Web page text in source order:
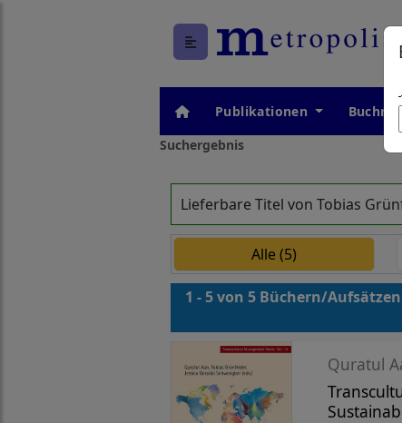
Publikationen
Suchergebnis
Lieferbare Titel von Tobias
Alle (5)
1 - 5 von 5 Büchern/Aufsätzen
Quratul